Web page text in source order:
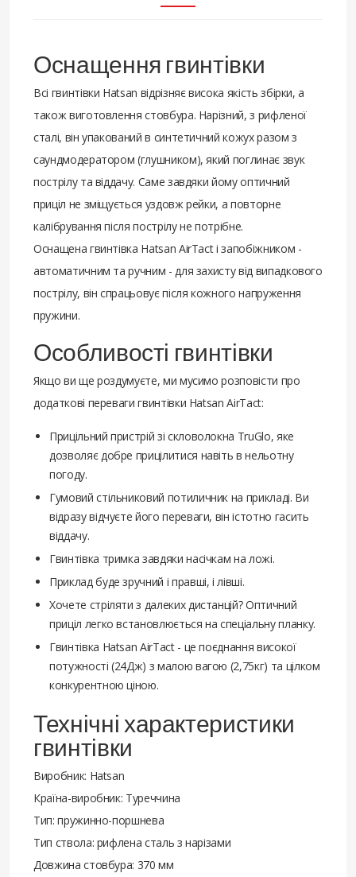
Оснащення гвинтівки
Всі гвинтівки Hatsan відрізняє висока якість збірки, а
також виготовлення стовбура. Нарізний, з рифленої
сталі, він упакований в синтетичний кожух разом з
саундмодератором (глушником), який поглинає звук
пострілу та віддачу. Саме завдяки йому оптичний
приціл не зміщується уздовж рейки, а повторне
калібрування після пострілу не потрібне.
Оснащена гвинтівка Hatsan AirTact і запобіжником -
автоматичним та ручним - для захисту від випадкового
пострілу, він спрацьовує після кожного напруження
пружини.
Особливості гвинтівки
Якщо ви ще роздумуєте, ми мусимо розповісти про
додаткові переваги гвинтівки Hatsan AirTact:
Прицільний пристрій зі скловолокна TruGlo, яке
дозволяє добре прицілитися навіть в нельотну
погоду.
Гумовий стільниковий потиличник на прикладі. Ви
відразу відчуєте його переваги, він істотно гасить
віддачу.
Гвинтівка тримка завдяки насічкам на ложі.
Приклад буде зручний і правші, і лівші.
Хочете стріляти з далеких дистанцій? Оптичний
приціл легко встановлюється на спеціальну планку.
Гвинтівка Hatsan AirTact - це поєднання високої
потужності (24Дж) з малою вагою (2,75кг) та цілком
конкурентною ціною.
Технічні характеристики
гвинтівки
Виробник: Hatsan
Країна-виробник: Туреччина
Тип: пружинно-поршнева
Тип ствола: рифлена сталь з нарізами
Довжина стовбура: 370 мм